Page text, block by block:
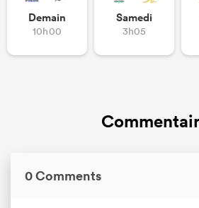
Demain
10h00
Samedi
3h05
0 Comments